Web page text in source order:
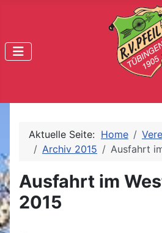
Aktuelle Seite: Home
Archiv 2015
Ausfahrt
Ausfahrt im
2015